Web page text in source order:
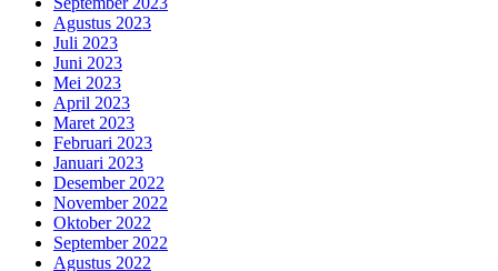
Agustus 2023
Juli 2023
Juni 2023
Mei 2023
April 2023
Maret 2023
Februari 2023
Januari 2023
Desember 2022
November 2022
Oktober 2022
September 2022
Agustus 2022